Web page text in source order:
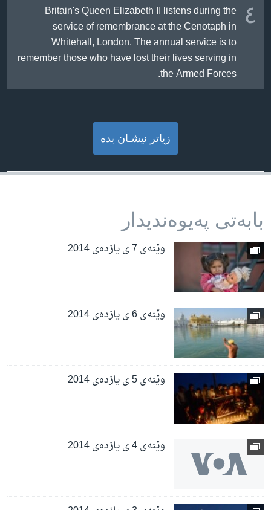
٤ Britain's Queen Elizabeth II listens during the
service of remembrance at the Cenotaph in
Whitehall, London. The annual service is to
remember those who have lost their lives serving in
the Armed Forces.
زیاتر نیشـان بده‌
بابه‌تی په‌یوه‌ندیدار
وێنه‌ی 7 ی یازده‌ی 2014
وێنه‌ی 6 ی یازده‌ی 2014
وێنه‌ی 5 ی یازده‌ی 2014
وێنه‌ی 4 ی یازده‌ی 2014